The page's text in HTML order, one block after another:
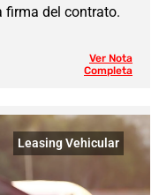
firma del contrato.
Ver Nota
Completa
Leasing Vehicular